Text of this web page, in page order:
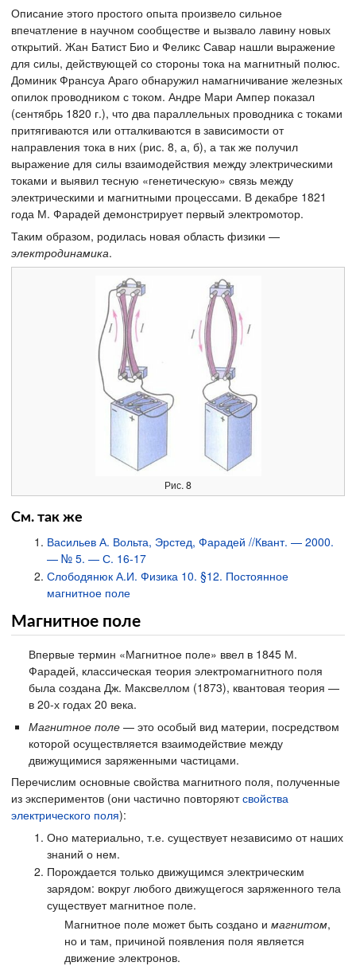
Описание этого простого опыта произвело сильное
впечатление в научном сообществе и вызвало лавину новых
открытий. Жан Батист Био и Феликс Савар нашли выражение
для силы, действующей со стороны тока на магнитный полюс.
Доминик Франсуа Араго обнаружил намагничивание железных
опилок проводником с током. Андре Мари Ампер показал
(сентябрь 1820 г.), что два параллельных проводника с токами
притягиваются или отталкиваются в зависимости от
направления тока в них (рис. 8, а, б), а так же получил
выражение для силы взаимодействия между электрическими
токами и выявил тесную «генетическую» связь между
электрическими и магнитными процессами. В декабре 1821
года М. Фарадей демонстрирует первый электромотор.
Таким образом, родилась новая область физики —
электродинамика.
Рис. 8
См. так же
Васильев А. Вольта, Эрстед, Фарадей //Квант. — 2000.
— № 5. — С. 16-17
Слободянюк А.И. Физика 10. §12. Постоянное
магнитное поле
Магнитное поле
Впервые термин «Магнитное поле» ввел в 1845 М.
Фарадей, классическая теория электромагнитного поля
была создана Дж. Максвеллом (1873), квантовая теория —
в 20-х годах 20 века.
Магнитное поле — это особый вид материи, посредством
которой осуществляется взаимодействие между
движущимися заряженными частицами.
Перечислим основные свойства магнитного поля, полученные
из экспериментов (они частично повторяютсвойства
электрического поля):
Оно материально, т.е. существует независимо от наших
знаний о нем.
Порождается только движущимся электрическим
зарядом: вокруг любого движущегося заряженного тела
существует магнитное поле.
Магнитное поле может быть создано имагнитом,
но и там, причиной появления поля является
движение электронов.